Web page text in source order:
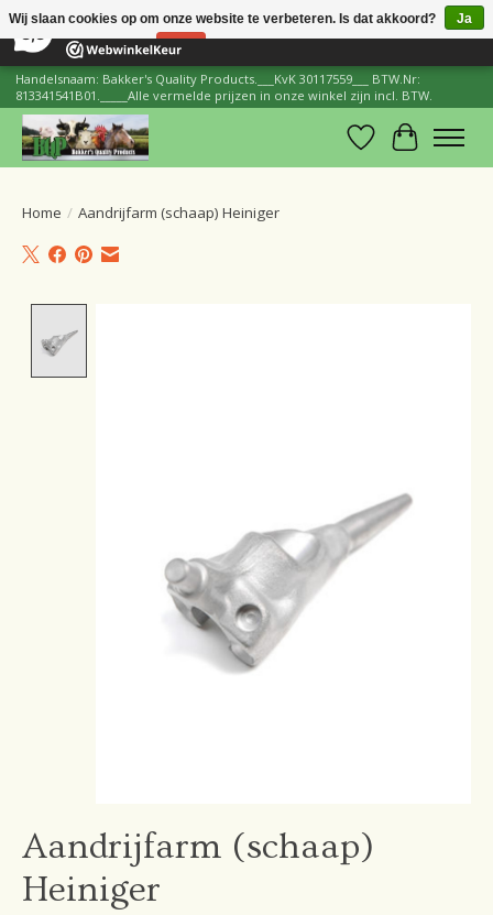
206 Reviews ×
Handelsnaam: Bakker's Quality Products.___KvK 30117559___ BTW.Nr:
813341541B01._____Alle vermelde prijzen in onze winkel zijn incl. BTW.
Verlanglijst
Home / Aandrijfarm (schaap) Heiniger
Aandrijfarm (schaap)
Heiniger
Wij slaan cookies op om onze website te verbeteren. Is dat akkoord?
Ja
Nee